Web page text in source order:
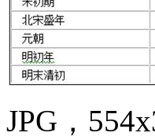
JPG，